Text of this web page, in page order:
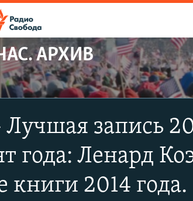
АРХИВ
запись
года: Ленард
2014 года.